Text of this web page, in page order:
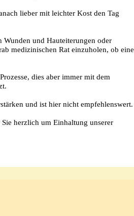
lieber mit leichter Kost den Tag
und Hauteiterungen oder
medizinischen Rat einzuholen, ob eine
dies aber immer mit dem
und ist hier nicht empfehlenswert.
herzlich um Einhaltung unserer